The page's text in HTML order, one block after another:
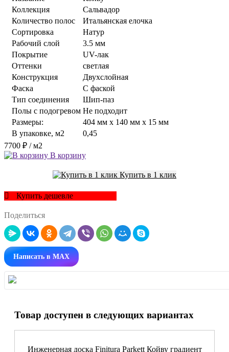
Коллекция
Сальвадор
Количество полос
Итальянская елочка
Сортировка
Натур
Рабочий слой
3.5 мм
Покрытие
UV-лак
Оттенки
светлая
Конструкция
Двухслойная
Фаска
С фаской
Тип соединения
Шип-паз
Полы с подогревом Не подходит
Размеры:
404 мм x 140 мм x 15 мм
В упаковке, м2
0,45
7700 ₽ / м2
В корзину
Купить в 1 клик
Купить дешевле
Поделиться
Написать в MAX
Товар доступен в следующих вариантах
Инженерная доска Finitura Parkett Койву градиент